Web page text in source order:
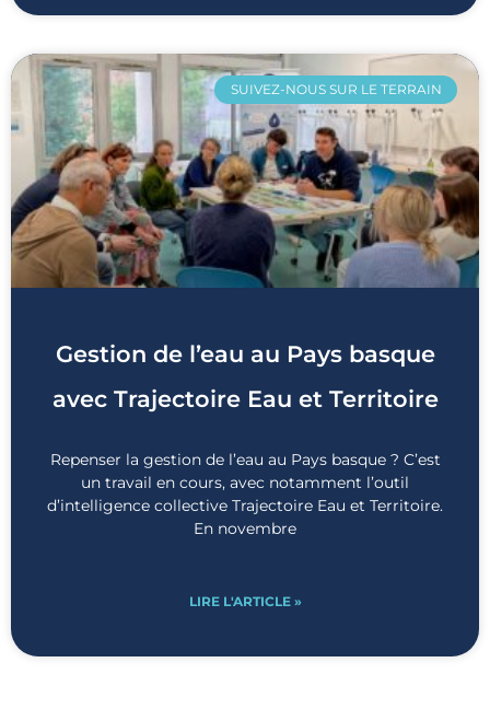
SUIVEZ-NOUS SUR LE TERRAIN
Gestion de l’eau au Pays basque
avec Trajectoire Eau et Territoire
Repenser la gestion de l’eau au Pays basque ? C’est
un travail en cours, avec notamment l’outil
d’intelligence collective Trajectoire Eau et Territoire.
En novembre
LIRE L'ARTICLE »